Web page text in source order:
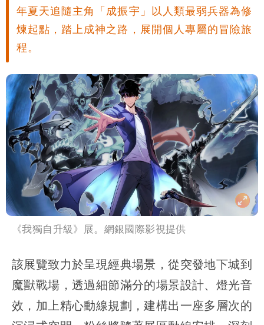
年夏天追隨主角「成振宇」以人類最弱兵器為修
煉起點，踏上成神之路，展開個人專屬的冒險旅
程。
《我獨自升級》展。網銀國際影視提供
該展覽致力於呈現經典場景，從突發地下城到
魔獸戰場，透過細節滿分的場景設計、燈光音
效，加上精心動線規劃，建構出一座多層次的